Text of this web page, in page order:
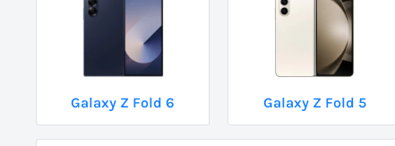
Galaxy Z Fold 6 Galaxy Z Fold 5